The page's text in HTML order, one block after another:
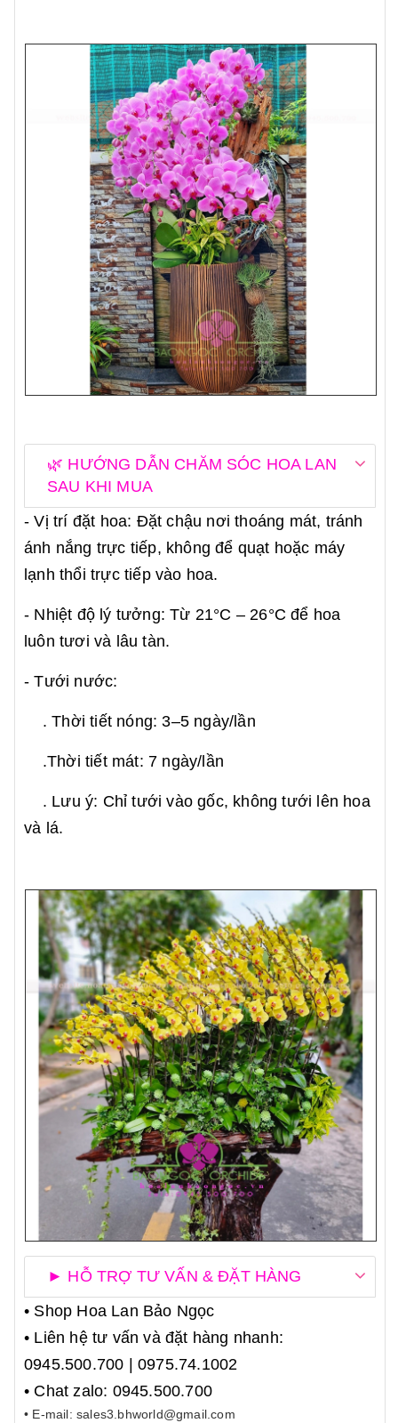
🌿 HƯỚNG DẪN CHĂM SÓC HOA LAN
SAU KHI MUA
- Vị trí đặt hoa: Đặt chậu nơi thoáng mát, tránh
ánh nắng trực tiếp, không để quạt hoặc máy
lạnh thổi trực tiếp vào hoa.
- Nhiệt độ lý tưởng: Từ 21°C – 26°C để hoa
luôn tươi và lâu tàn.
- Tưới nước:
. Thời tiết nóng: 3–5 ngày/lần
.Thời tiết mát: 7 ngày/lần
. Lưu ý: Chỉ tưới vào gốc, không tưới lên hoa
và lá.
► HỖ TRỢ TƯ VẤN & ĐẶT HÀNG
• Shop Hoa Lan Bảo Ngọc
• Liên hệ tư vấn và đặt hàng nhanh:
0945.500.700 | 0975.74.1002
• Chat zalo: 0945.500.700
• E-mail: sales3.bhworld@gmail.com